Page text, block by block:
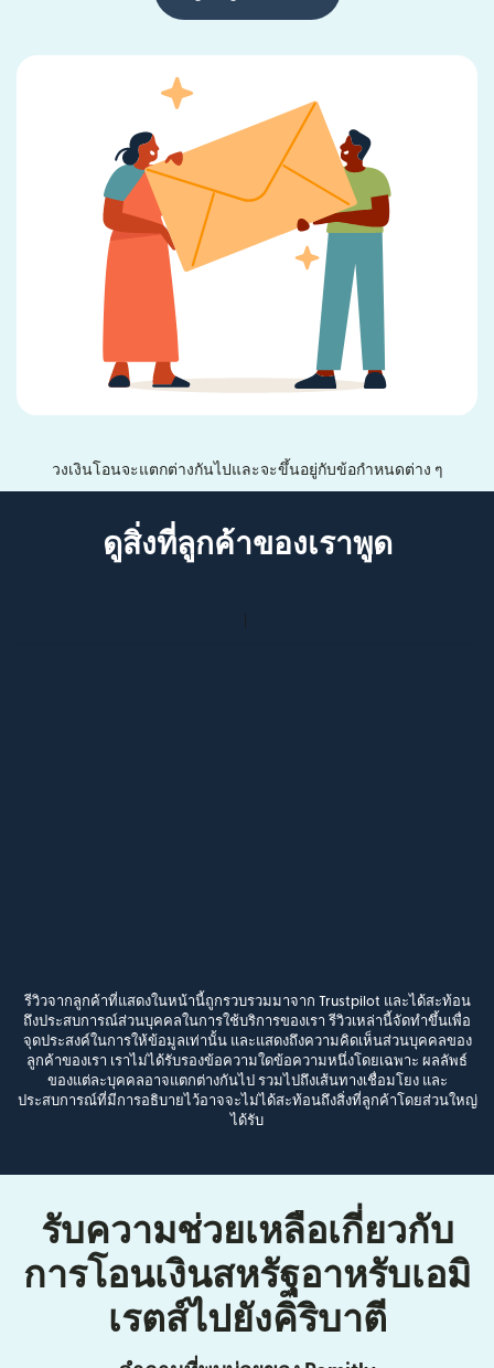
วงเงินโอนจะแตกต่างกันไปและจะขึ้นอยู่กับข้อกำหนดต่าง ๆ
ดูสิ่งที่ลูกค้าของเราพูด
รีวิวจากลูกค้าที่แสดงในหน้านี้ถูกรวบรวมมาจาก Trustpilot และได้สะท้อน
ถึงประสบการณ์ส่วนบุคคลในการใช้บริการของเรา รีวิวเหล่านี้จัดทำขึ้นเพื่อ
จุดประสงค์ในการให้ข้อมูลเท่านั้น และแสดงถึงความคิดเห็นส่วนบุคคลของ
ลูกค้าของเรา เราไม่ได้รับรองข้อความใดข้อความหนึ่งโดยเฉพาะ ผลลัพธ์
ของแต่ละบุคคลอาจแตกต่างกันไป รวมไปถึงเส้นทางเชื่อมโยง และ
ประสบการณ์ที่มีการอธิบายไว้อาจจะไม่ได้สะท้อนถึงสิ่งที่ลูกค้าโดยส่วนใหญ่
ได้รับ
รับความช่วยเหลือเกี่ยวกับ
การโอนเงินสหรัฐอาหรับเอมิ
เรตส์ไปยังคิริบาตี